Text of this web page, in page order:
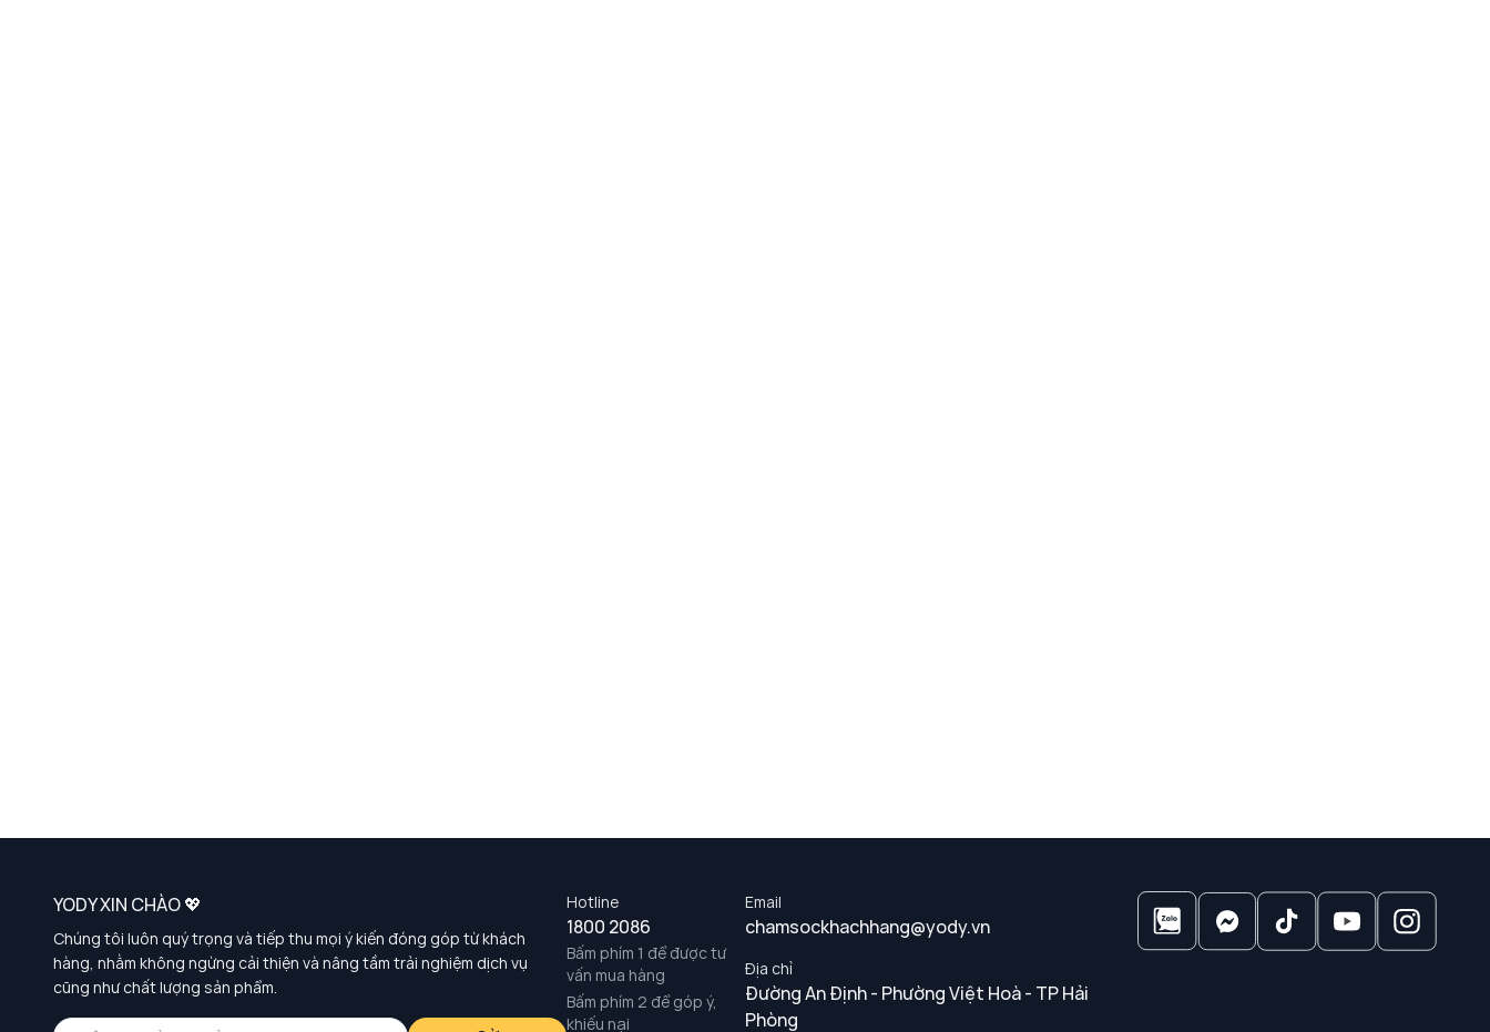
Hotline
1800 2086
Bấm phím 1 để được tư
vấn mua hàng
Bấm phím 2 để góp ý,
khiếu nại
Email
chamsockhachhang@yody.vn
Địa chỉ
Đường An Định - Phường Việt Hoà - TP Hải
Phòng
YODY XIN CHÀO 💖
Chúng tôi luôn quý trọng và tiếp thu mọi ý kiến đóng góp từ khách
hàng, nhằm không ngừng cải thiện và nâng tầm trải nghiệm dịch vụ
cũng như chất lượng sản phẩm.